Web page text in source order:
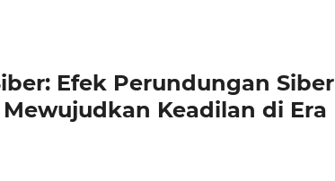
Efek Perundungan Siber
Keadilan di Era